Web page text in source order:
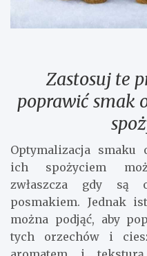
Zastosuj te
poprawić smak
Optymalizacja smaku
ich spożyciem
zwłaszcza gdy są
posmakiem. Jednak
można podjąć, aby
tych orzechów i